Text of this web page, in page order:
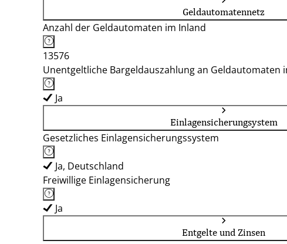
Geldautomatennetz
Anzahl der Geldautomaten im Inland
13576
Unentgeltliche Bargeldauszahlung an Geldautomaten
Ja
Einlagensicherungsystem
Gesetzliches Einlagensicherungssystem
Ja, Deutschland
Freiwillige Einlagensicherung
Ja
Entgelte und Zinsen